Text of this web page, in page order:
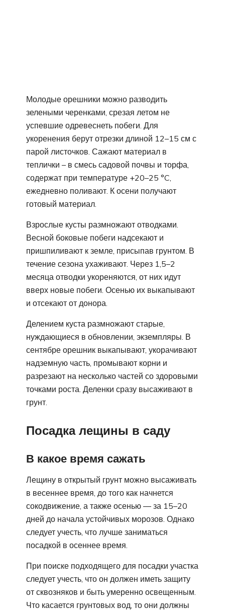
Молодые орешники можно разводить
зелеными черенками, срезая летом не
успевшие одревеснеть побеги. Для
укоренения берут отрезки длиной 12–15 см с
парой листочков. Сажают материал в
теплички – в смесь садовой почвы и торфа,
содержат при температуре +20–25 °C,
ежедневно поливают. К осени получают
готовый материал.
Взрослые кусты размножают отводками.
Весной боковые побеги надсекают и
пришпиливают к земле, присыпав грунтом. В
течение сезона ухаживают. Через 1,5–2
месяца отводки укореняются, от них идут
вверх новые побеги. Осенью их выкапывают
и отсекают от донора.
Делением куста размножают старые,
нуждающиеся в обновлении, экземпляры. В
сентябре орешник выкапывают, укорачивают
надземную часть, промывают корни и
разрезают на несколько частей со здоровыми
точками роста. Деленки сразу высаживают в
грунт.
Посадка лещины в саду
В какое время сажать
Лещину в открытый грунт можно высаживать
в весеннее время, до того как начнется
сокодвижение, а также осенью ― за 15–20
дней до начала устойчивых морозов. Однако
следует учесть, что лучше заниматься
посадкой в осеннее время.
При поиске подходящего для посадки участка
следует учесть, что он должен иметь защиту
от сквозняков и быть умеренно освещенным.
Что касается грунтовых вод, то они должны